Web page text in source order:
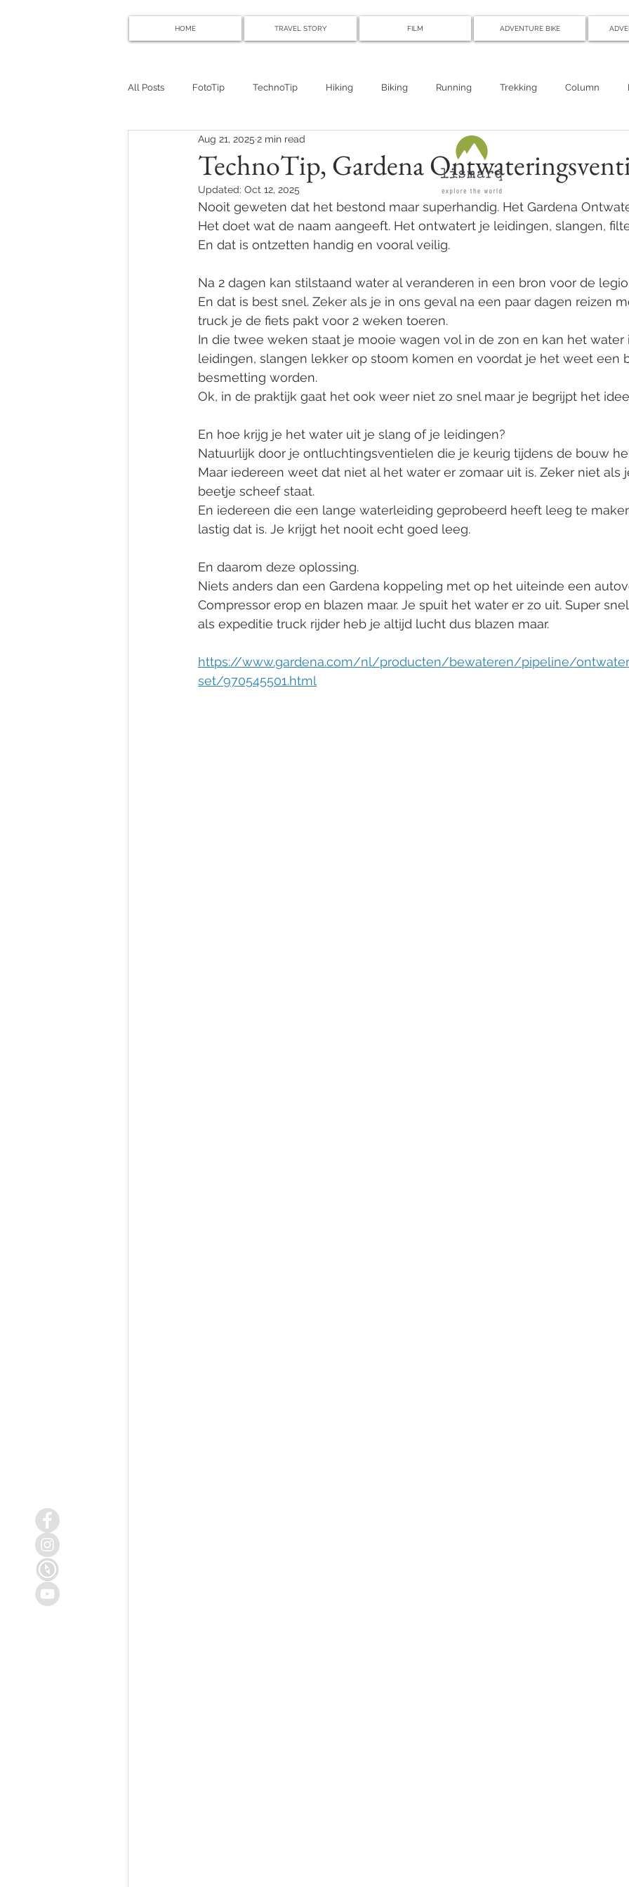
HOME TRAVEL STORY FILM ADVENTURE BIKE
All Posts FotoTip TechnoTip Hiking Biking Running Trekking Column
TechnoTip, Gardena
Aug 21, 2025 2 min read
Updated: Oct 12, 2025
Nooit geweten dat het bestond maar superhandig. Het Gardena
Het doet wat de naam aangeeft. Het ontwatert je leidingen, slangen,
En dat is ontzetten handig en vooral veilig.
Na 2 dagen kan stilstaand water al veranderen in een bron voor de
En dat is best snel. Zeker als je in ons geval na een paar dagen reizen
truck je de fiets pakt voor 2 weken toeren.
In die twee weken staat je mooie wagen vol in de zon en kan het water
leidingen, slangen lekker op stoom komen en voordat je het weet een
besmetting worden.
Ok, in de praktijk gaat het ook weer niet zo snel maar je begrijpt het
En hoe krijg je het water uit je slang of je leidingen?
Natuurlijk door je ontluchtingsventielen die je keurig tijdens de bouw
Maar iedereen weet dat niet al het water er zomaar uit is. Zeker niet als
beetje scheef staat.
En iedereen die een lange waterleiding geprobeerd heeft leeg te
lastig dat is. Je krijgt het nooit echt goed leeg.
En daarom deze oplossing.
Niets anders dan een Gardena koppeling met op het uiteinde een
Compressor erop en blazen maar. Je spuit het water er zo uit. Super
als expeditie truck rijder heb je altijd lucht dus blazen maar.
https://www.gardena.com/nl/producten/bewateren/pipeline/
set/970545501.html